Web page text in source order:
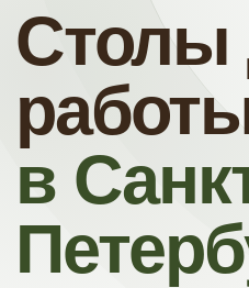
Столы
в